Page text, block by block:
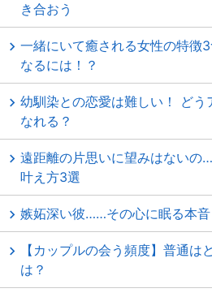
き合おう
一緒にいて癒される女性の特
なるには！？
幼馴染との恋愛は難しい！ どう
なれる？
遠距離の片思いに望みはない
叶え方3選
嫉妬深い彼……その心に眠る本音
【カップルの会う頻度】普通は
は？